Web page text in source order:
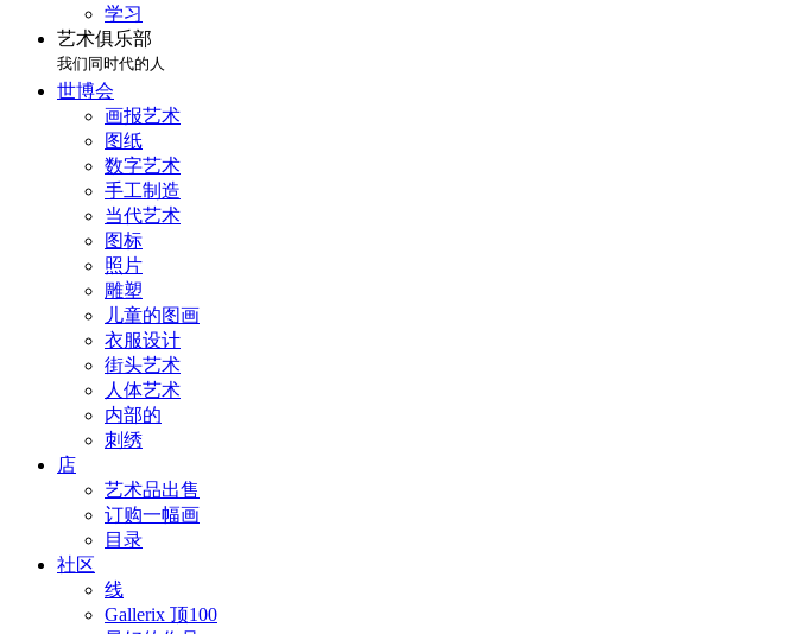
学习
艺术俱乐部
我们同时代的人
世博会
画报艺术
图纸
数字艺术
手工制造
当代艺术
图标
照片
雕塑
儿童的图画
衣服设计
街头艺术
人体艺术
内部的
刺绣
店
艺术品出售
订购一幅画
目录
社区
线
Gallerix 顶100